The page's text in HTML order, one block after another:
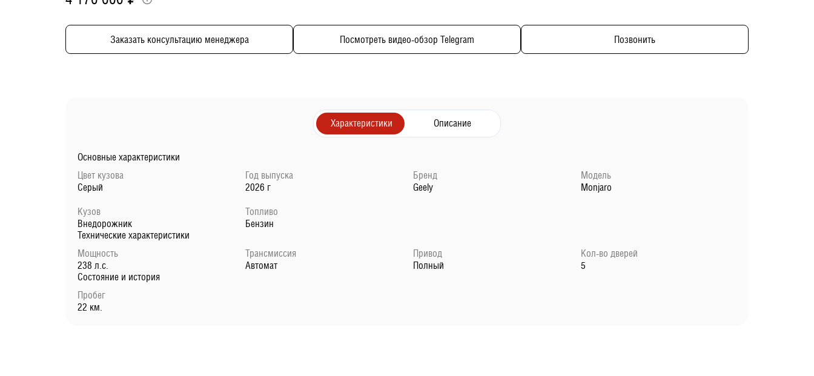
Заказать консультацию менеджера Посмотреть видео-обзор Telegram Позвонить
Характеристики Описание
Основные характеристики
Цвет кузова
Серый
Год выпуска
2026 г
Бренд
Geely
Модель
Monjaro
Кузов
Внедорожник
Топливо
Бензин
Технические характеристики
Мощность
238 л.с.
Трансмиссия
Автомат
Привод
Полный
Кол-во дверей
5
Состояние и история
Пробег
22 км.